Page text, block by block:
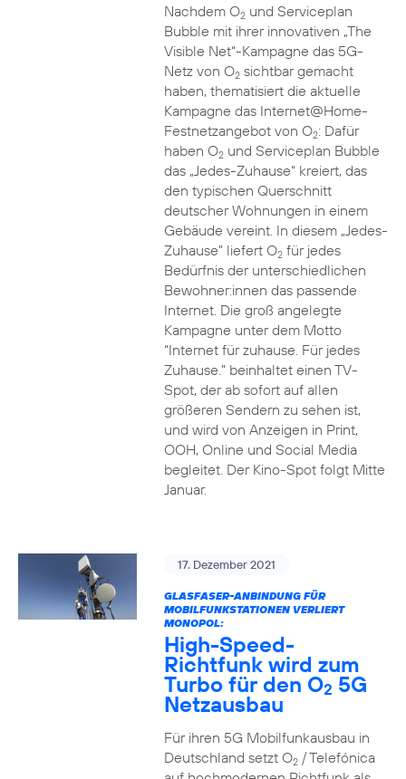
Nachdem O2und Serviceplan
Bubble mit ihrer innovativen „The
Visible Net“-Kampagne das 5G-
Netz von O2sichtbar gemacht
haben, thematisiert die aktuelle
Kampagne das Internet@Home-
Festnetzangebot von O2: Dafür
haben O2und Serviceplan Bubble
das „Jedes-Zuhause“ kreiert, das
den typischen Querschnitt
deutscher Wohnungen in einem
Gebäude vereint. In diesem „Jedes-
Zuhause” liefert O2für jedes
Bedürfnis der unterschiedlichen
Bewohner:innen das passende
Internet. Die groß angelegte
Kampagne unter dem Motto
“Internet für zuhause. Für jedes
Zuhause.” beinhaltet einen TV-
Spot, der ab sofort auf allen
größeren Sendern zu sehen ist,
und wird von Anzeigen in Print,
OOH, Online und Social Media
begleitet. Der Kino-Spot folgt Mitte
Januar.
17. Dezember 2021
GLASFASER-ANBINDUNG FÜR
MOBILFUNKSTATIONEN VERLIERT
MONOPOL:
High-Speed-
Richtfunk wird zum
Turbo für den O2 5G
Netzausbau
Für ihren 5G Mobilfunkausbau in
Deutschland setzt O2/ Telefónica